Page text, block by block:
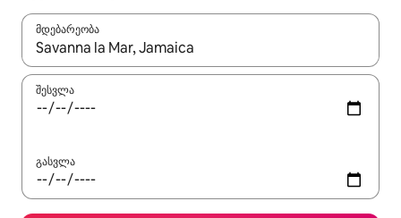
მდებარეობა
როცა შედეგები ხელმისაწვდომი გახდება, ნავიგაციისთვის
შესვლა
გასვლა